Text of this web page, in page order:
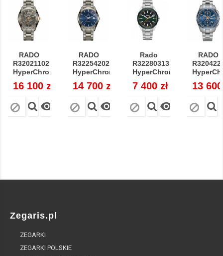
RADO
R32021102
HyperChrome...
Cena
16 100 zł

RADO
R32254202
HyperChrome...
Cena
14 700 zł

Rado
R32280313
HyperChrome
Cena
7 400 zł

RADO
Cena
13
Zegaris.pl
ZEGARKI
ZEGARKI POLSKIE